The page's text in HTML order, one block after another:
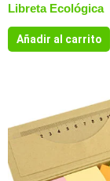
Libreta Ecológica
Añadir al carrito